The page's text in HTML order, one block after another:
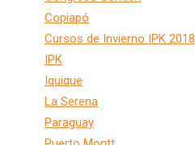
Copiapó
Cursos de Invierno IPK 2018
IPK
Iquique
La Serena
Paraguay